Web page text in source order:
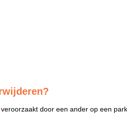
door een ander op een